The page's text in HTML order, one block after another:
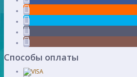
Способы оплаты